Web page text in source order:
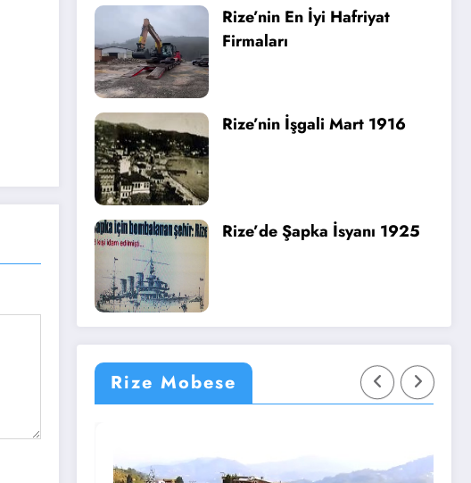
Rize’nin En İyi Hafriyat
Firmaları
Rize’nin İşgali Mart 1916
Rize’de Şapka İsyanı 1925
Rize Mobese
Rize